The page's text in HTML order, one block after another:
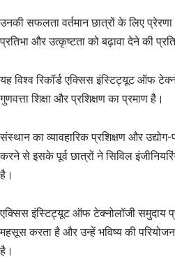
उनकी सफलता वर्तमान छात्रों के लिए
प्रतिभा और उत्कृष्टता को बढ़ावा देने की
यह विश्व रिकॉर्ड एक्सिस इंस्टिट्यूट ऑफ
गुणवत्ता शिक्षा और प्रशिक्षण का प्रमाण है।
संस्थान का व्यावहारिक प्रशिक्षण और
करने से इसके पूर्व छात्रों ने सिविल
है।
एक्सिस इंस्टिट्यूट ऑफ टेक्नोलॉजी समुदाय
महसूस करता है और उन्हें भविष्य की
है।